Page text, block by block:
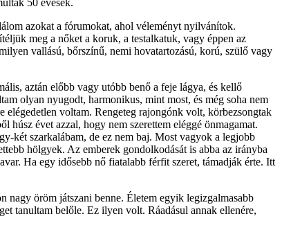
50 évesek.
azokat a fórumokat, ahol véleményt nyilvánítok.
meg a nőket a koruk, a testalkatuk, vagy éppen az
vallású, bőrszínű, nemi hovatartozású, korú, szülő vagy
aztán előbb vagy utóbb benő a feje lágya, és kellő
olyan nyugodt, harmonikus, mint most, és még soha nem
voltam. Rengeteg rajongónk volt, körbezsongtak
húsz évet azzal, hogy nem szerettem eléggé önmagamat.
két szarkalábam, de ez nem baj. Most vagyok a legjobb
hölgyek. Az emberek gondolkodását is abba az irányba
Ha egy idősebb nő fiatalabb férfit szeret, támadják érte. Itt
nagy öröm játszani benne. Életem egyik legizgalmasabb
tanultam belőle. Ez ilyen volt. Ráadásul annak ellenére,